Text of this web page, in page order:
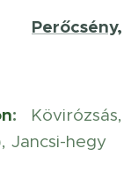
- Perőcsény,
: Kövirózsás,
Jancsi-hegy